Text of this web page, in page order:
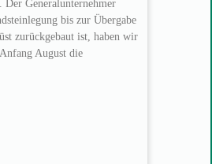
Generalunternehmer
bis zur Übergabe
zurückgebaut ist, haben wir
August die